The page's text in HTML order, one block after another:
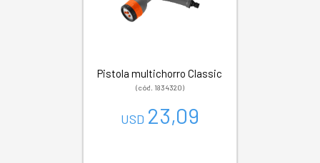
Pistola multichorro Classic
(cód. 1834320)
USD 23,09